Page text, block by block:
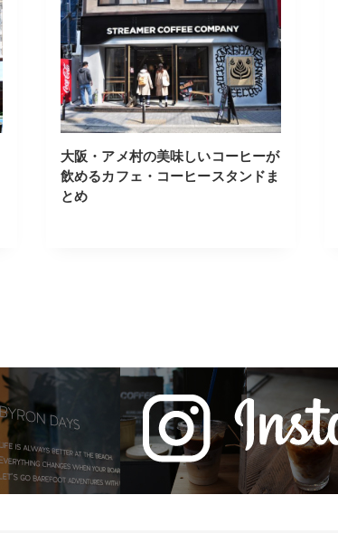
大阪・アメ村の美味しいコーヒーが
飲めるカフェ・コーヒースタンドま
とめ